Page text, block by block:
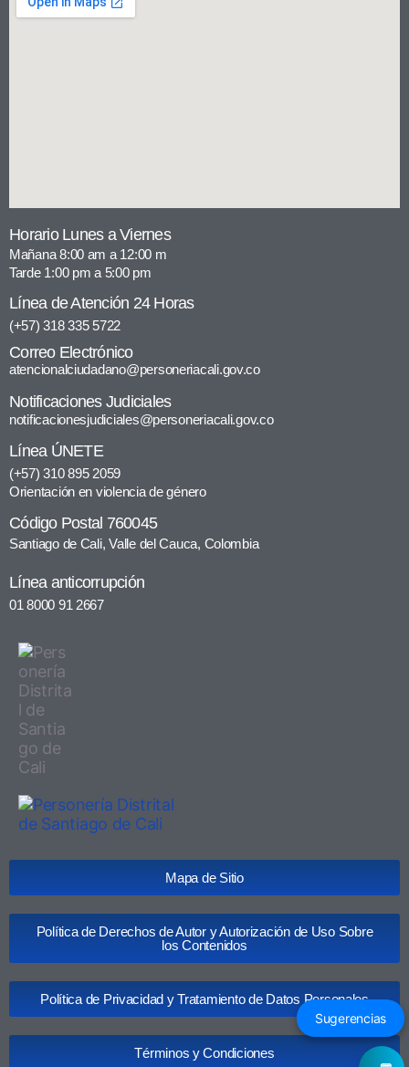
Horario Lunes a Viernes
Mañana 8:00 am a 12:00 m
Tarde 1:00 pm a 5:00 pm
Línea de Atención 24 Horas
(+57) 318 335 5722
Correo Electrónico
atencionalciudadano@personeriacali.gov.co
Notificaciones Judiciales
notificacionesjudiciales@personeriacali.gov.co
Línea ÚNETE
(+57) 310 895 2059
Orientación en violencia de género
Código Postal 760045
Santiago de Cali, Valle del Cauca, Colombia
Línea anticorrupción
01 8000 91 2667
Mapa de Sitio
Política de Derechos de Autor y Autorización de Uso Sobre
los Contenidos
Política de Privacidad y Tratamiento de Datos Personales
Términos y Condiciones
Sugerencias